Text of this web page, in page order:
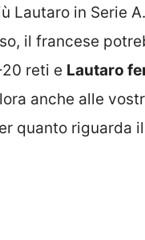
Lautaro in Serie
il francese
reti e Lautaro
anche alle
quanto riguarda il